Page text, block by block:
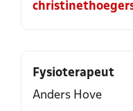
Fysioterapeut
Anders Hove